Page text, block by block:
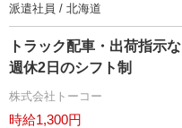
派遣社員 / 北海道
トラック配車・出荷指示
週休2日のシフト制
株式会社トーコー
時給1,300円